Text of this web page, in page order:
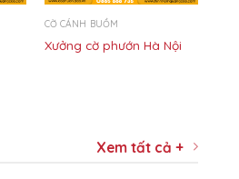
CỜ CÁNH BUỒM
Xưởng cờ phướn Hà Nội
Xem tất cả +